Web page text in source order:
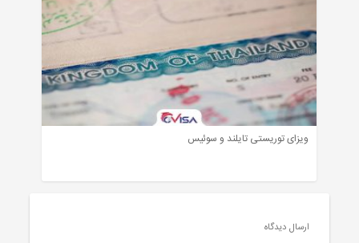
ویزای توریستی تایلند و سوئیس
ارسال دیدگاه